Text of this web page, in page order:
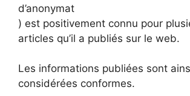
d’anonymat
) est positivement connu pour
articles qu’il a publiés sur le web.
Les informations publiées sont
considérées conformes.